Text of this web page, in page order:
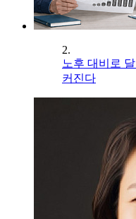
2.
노후 대비로
커진다